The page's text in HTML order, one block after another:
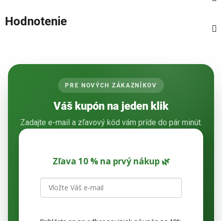
Hodnotenie
PRE NOVÝCH ZÁKAZNÍKOV
Váš kupón na jeden klik
Zadajte e-mail a zľavový kód vám príde do pár minút.
Zľava 10 % na prvý nákup 🌿